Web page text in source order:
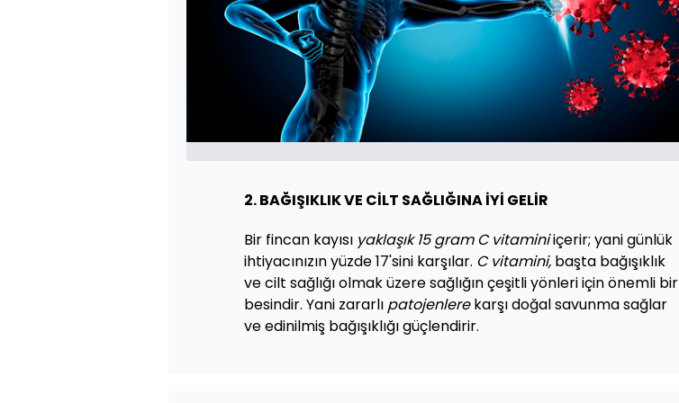
2. BAĞIŞIKLIK VE CİLT SAĞLIĞINA İYİ GELİR
Bir fincan kayısı yaklaşık 15 gram C vitaminiiçerir; yani günlük
ihtiyacınızın yüzde 17'sini karşılar. C vitamini, başta bağışıklık
ve cilt sağlığı olmak üzere sağlığın çeşitli yönleri için önemli bir
besindir. Yani zararlı patojenlerekarşı doğal savunma sağlar
ve edinilmiş bağışıklığı güçlendirir.